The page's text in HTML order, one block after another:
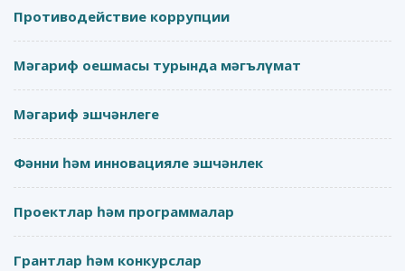
Противодействие коррупции
Мәгариф оешмасы турында мәгълүмат
Мәгариф эшчәнлеге
Фәнни һәм инновацияле эшчәнлек
Проектлар һәм программалар
Грантлар һәм конкурслар